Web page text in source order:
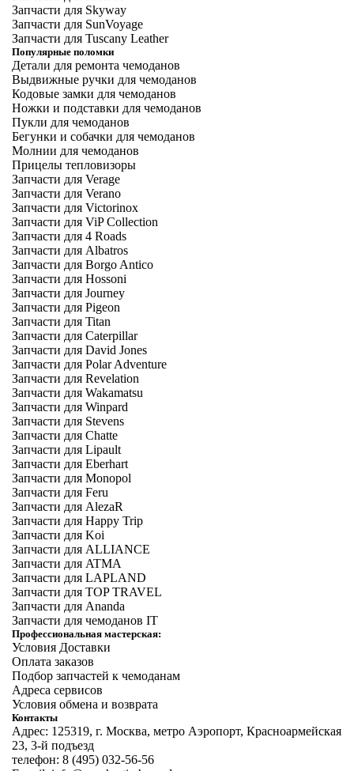
Запчасти для Skyway
Запчасти для SunVoyage
Запчасти для Tuscany Leather
Популярные поломки
Детали для ремонта чемоданов
Выдвижные ручки для чемоданов
Кодовые замки для чемоданов
Ножки и подставки для чемоданов
Пукли для чемоданов
Бегунки и собачки для чемоданов
Молнии для чемоданов
Прицелы тепловизоры
Запчасти для Verage
Запчасти для Verano
Запчасти для Victorinox
Запчасти для ViP Collection
Запчасти для 4 Roads
Запчасти для Albatros
Запчасти для Borgo Antico
Запчасти для Hossoni
Запчасти для Journey
Запчасти для Pigeon
Запчасти для Titan
Запчасти для Caterpillar
Запчасти для David Jones
Запчасти для Polar Adventure
Запчасти для Revelation
Запчасти для Wakamatsu
Запчасти для Winpard
Запчасти для Stevens
Запчасти для Chatte
Запчасти для Lipault
Запчасти для Eberhart
Запчасти для Monopol
Запчасти для Feru
Запчасти для AlezaR
Запчасти для Happy Trip
Запчасти для Koi
Запчасти для ALLIANCE
Запчасти для ATMA
Запчасти для LAPLAND
Запчасти для TOP TRAVEL
Запчасти для Ananda
Запчасти для чемоданов IT
Профессиональная мастерская:
Условия Доставки
Оплата заказов
Подбор запчастей к чемоданам
Адреса сервисов
Условия обмена и возврата
Контакты
Адрес: 125319, г. Москва, метро Аэропорт, Красноармейская
23, 3-й подъезд
телефон: 8 (495) 032-56-56